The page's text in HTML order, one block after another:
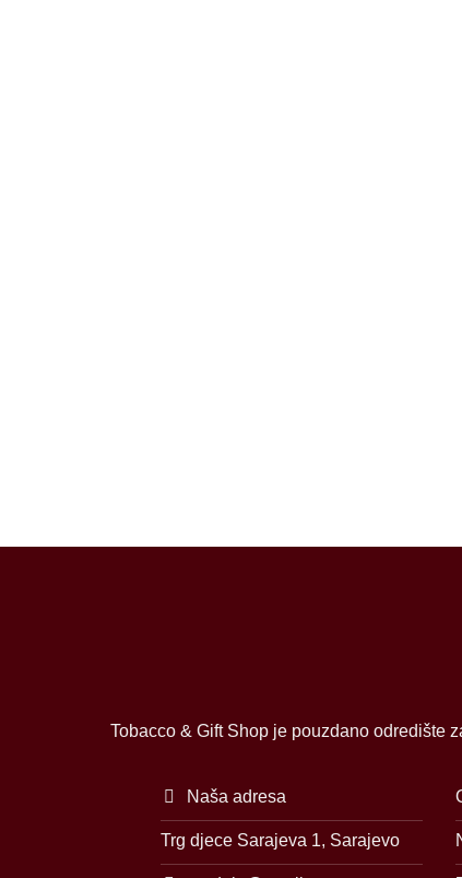
Tobacco & Gift Shop je pouzdano odredište
Naša adresa
Trg djece Sarajeva 1, Sarajevo